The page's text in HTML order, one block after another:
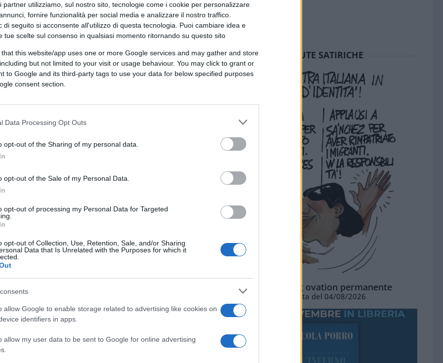
partner utilizziamo, sul nostro sito, tecnologie come i cookie per personalizzare
fornire funzionalità per social media e analizzare il nostro traffico.
di seguito si acconsente all'utilizzo di questa tecnologia. Puoi cambiare idea e
tue scelte sul consenso in qualsiasi momento ritornando su questo sito
that this website/app uses one or more Google services and may gather and store
but not limited to your visit or usage behaviour. You may click to grant or
to Google and its third-party tags to use your data for below specified purposes
consent section.
Data Processing Opt Outs
opt-out of the Sharing of my personal data.
opt-out of the Sale of my Personal Data.
opt-out of processing my Personal Data for Targeted
opt-out of Collection, Use, Retention, Sale, and/or Sharing
Data that Is Unrelated with the Purposes for which it
allow Google to enable storage related to advertising like cookies on
identifiers in apps.
allow my user data to be sent to Google for online advertising
Parma, Prato, Roma e Torino. sono
europea tra le 100 partecipanti
neutral and smart cities”.
situazione e ne sottolinea il potenziale
presentarne l’importanza per lo sviluppo
ma anche dell’intero Paese.
di decarbonizzazione e questo
per le amministrazioni chiamate a
urbano – ha dichiarato Giovannini – le
europea rappresentano dei veri e
Per questo, il Ministero
a impatto climatico zero: strategie e
importante contributo per politiche di
in linea con il principio di tutela
Costituzione”.
Parma, Prato, Roma e Torino si sono
già entro il 2030. Il loro impegno sarà
da estendere alle altre
da realizzare, anche grazie all’uso del
un miliardo di euro di investimenti per
SEDUTE SATIRICHE
La standing ovation permanente
Vignetta del 04/08/2026